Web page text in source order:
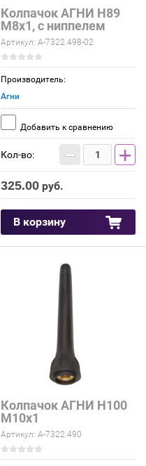
Колпачок АГНИ Н89
М8х1, с ниппелем
Артикул: А-7322.498-02
Производитель:
Агни
Добавить к сравнению
Кол-во: − +
325.00 руб.
В корзину
Колпачок АГНИ Н100
М10х1
Артикул: А-7322.490